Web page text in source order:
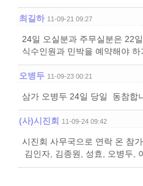
최길하 11-09-21 09:27
24일 오실분과 주무실분은 22
식수인원과 민박을 예약해야
오병두 11-09-23 00:21
삼가 오병두 24일 당일 동참합
(사)시진회 11-09-24 09:42
시진회 사무국으로 연락 온 참
김인자, 김종원, 성효, 오병두,